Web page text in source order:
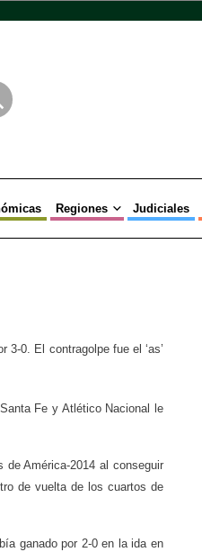
Regiones Judiciales
3-0. El contragolpe fue el ‘as’
Fe y Atlético Nacional le
de América-2014 al conseguir
de vuelta de los cuartos de
ganado por 2-0 en la ida en